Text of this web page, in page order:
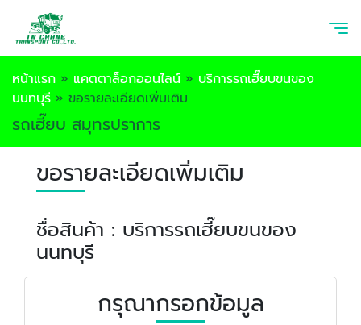
หน้าแรก » แคตตาล็อกออนไลน์ » บริการรถเฮี๊ยบขนของ
นนทบุรี » ขอรายละเอียดเพิ่มเติม
รถเฮี๊ยบ สมุทรปราการ
ขอรายละเอียดเพิ่มเติม
ชื่อสินค้า : บริการรถเฮี๊ยบขนของ
นนทบุรี
กรุณากรอกข้อมูล